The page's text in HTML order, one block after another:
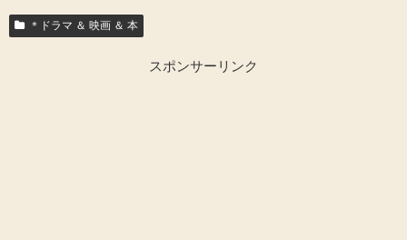
＊ドラマ ＆ 映画 ＆ 本
スポンサーリンク